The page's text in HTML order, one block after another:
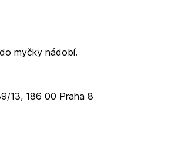
myčky nádobí.
13, 186 00 Praha 8